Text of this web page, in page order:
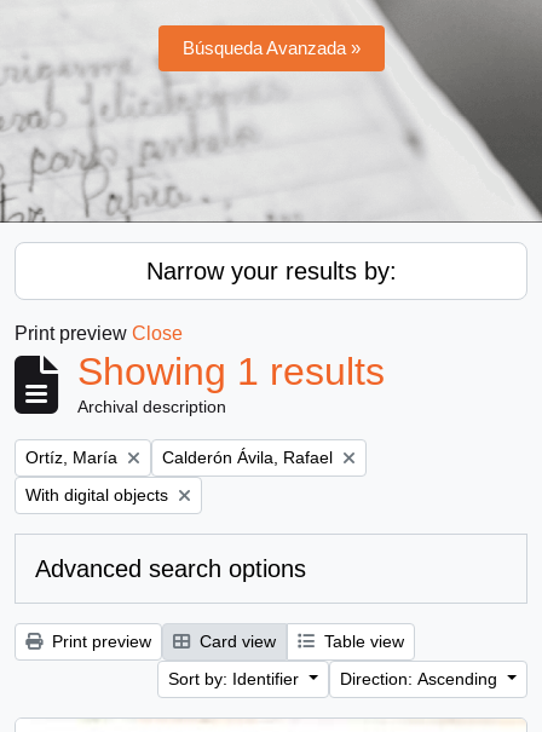
Búsqueda Avanzada »
Narrow your results by:
Print preview Close
Showing 1 results
Archival description
Remove filter:
Ortíz, María Remove filter:
Calderón Ávila, Rafael
Remove filter:
With digital objects
Advanced search options
Print preview Card view
Table view
Sort by: Identifier
Direction: Ascending